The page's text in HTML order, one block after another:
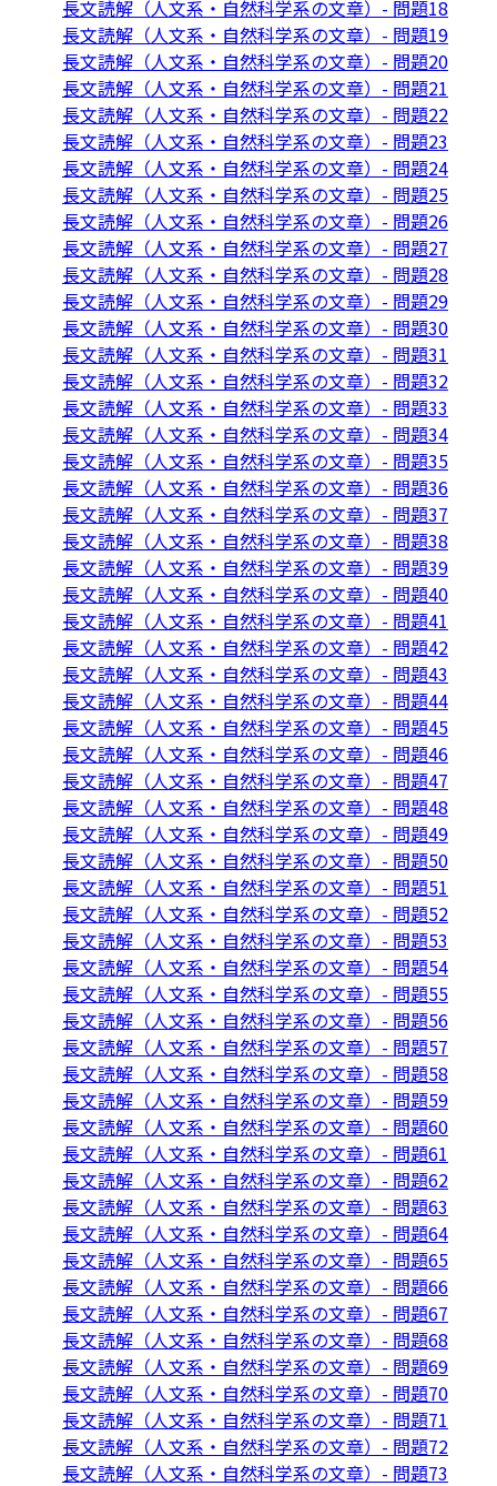
長文読解（人文系・自然科学系の文章）- 問題18
長文読解（人文系・自然科学系の文章）- 問題19
長文読解（人文系・自然科学系の文章）- 問題20
長文読解（人文系・自然科学系の文章）- 問題21
長文読解（人文系・自然科学系の文章）- 問題22
長文読解（人文系・自然科学系の文章）- 問題23
長文読解（人文系・自然科学系の文章）- 問題24
長文読解（人文系・自然科学系の文章）- 問題25
長文読解（人文系・自然科学系の文章）- 問題26
長文読解（人文系・自然科学系の文章）- 問題27
長文読解（人文系・自然科学系の文章）- 問題28
長文読解（人文系・自然科学系の文章）- 問題29
長文読解（人文系・自然科学系の文章）- 問題30
長文読解（人文系・自然科学系の文章）- 問題31
長文読解（人文系・自然科学系の文章）- 問題32
長文読解（人文系・自然科学系の文章）- 問題33
長文読解（人文系・自然科学系の文章）- 問題34
長文読解（人文系・自然科学系の文章）- 問題35
長文読解（人文系・自然科学系の文章）- 問題36
長文読解（人文系・自然科学系の文章）- 問題37
長文読解（人文系・自然科学系の文章）- 問題38
長文読解（人文系・自然科学系の文章）- 問題39
長文読解（人文系・自然科学系の文章）- 問題40
長文読解（人文系・自然科学系の文章）- 問題41
長文読解（人文系・自然科学系の文章）- 問題42
長文読解（人文系・自然科学系の文章）- 問題43
長文読解（人文系・自然科学系の文章）- 問題44
長文読解（人文系・自然科学系の文章）- 問題45
長文読解（人文系・自然科学系の文章）- 問題46
長文読解（人文系・自然科学系の文章）- 問題47
長文読解（人文系・自然科学系の文章）- 問題48
長文読解（人文系・自然科学系の文章）- 問題49
長文読解（人文系・自然科学系の文章）- 問題50
長文読解（人文系・自然科学系の文章）- 問題51
長文読解（人文系・自然科学系の文章）- 問題52
長文読解（人文系・自然科学系の文章）- 問題53
長文読解（人文系・自然科学系の文章）- 問題54
長文読解（人文系・自然科学系の文章）- 問題55
長文読解（人文系・自然科学系の文章）- 問題56
長文読解（人文系・自然科学系の文章）- 問題57
長文読解（人文系・自然科学系の文章）- 問題58
長文読解（人文系・自然科学系の文章）- 問題59
長文読解（人文系・自然科学系の文章）- 問題60
長文読解（人文系・自然科学系の文章）- 問題61
長文読解（人文系・自然科学系の文章）- 問題62
長文読解（人文系・自然科学系の文章）- 問題63
長文読解（人文系・自然科学系の文章）- 問題64
長文読解（人文系・自然科学系の文章）- 問題65
長文読解（人文系・自然科学系の文章）- 問題66
長文読解（人文系・自然科学系の文章）- 問題67
長文読解（人文系・自然科学系の文章）- 問題68
長文読解（人文系・自然科学系の文章）- 問題69
長文読解（人文系・自然科学系の文章）- 問題70
長文読解（人文系・自然科学系の文章）- 問題71
長文読解（人文系・自然科学系の文章）- 問題72
長文読解（人文系・自然科学系の文章）- 問題73